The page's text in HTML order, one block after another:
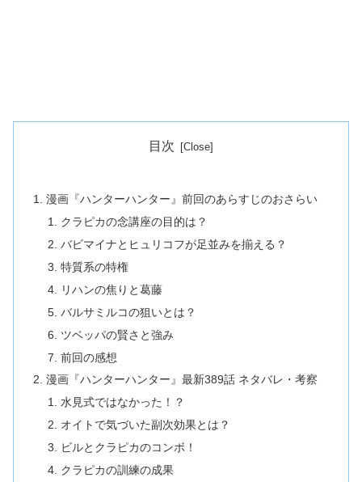
目次
漫画『ハンターハンター』前回のあらすじのおさらい
クラピカの念講座の目的は？
バビマイナとヒュリコフが足並みを揃える？
特質系の特権
リハンの焦りと葛藤
バルサミルコの狙いとは？
ツベッパの賢さと強み
前回の感想
漫画『ハンターハンター』最新389話 ネタバレ・考察
水見式ではなかった！？
オイトで気づいた副次効果とは？
ビルとクラピカのコンボ！
クラピカの訓練の成果